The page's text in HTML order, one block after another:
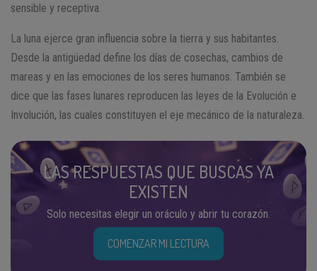
sensible y receptiva.
La luna ejerce gran influencia sobre la tierra y sus habitantes.
Desde la antigüedad define los días de cosechas, cambios de
mareas y en las emociones de los seres humanos. También se
dice que las fases lunares reproducen las leyes de la Evolución e
Involución, las cuales constituyen el eje mecánico de la naturaleza.
LAS RESPUESTAS QUE BUSCAS YA
EXISTEN
Solo necesitas elegir un oráculo y abrir tu corazón.
COMENZAR MI LECTURA